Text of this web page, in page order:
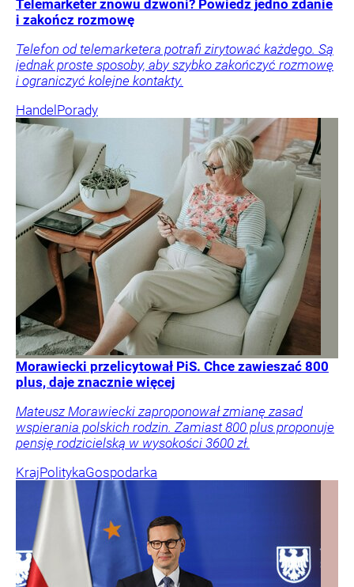
Telemarketer znowu dzwoni? Powiedz jedno zdanie
i zakończ rozmowę
Telefon od telemarketera potrafi zirytować każdego. Są
jednak proste sposoby, aby szybko zakończyć rozmowę
i ograniczyć kolejne kontakty.
Handel Porady
Morawiecki przelicytował PiS. Chce zawieszać 800
plus, daje znacznie więcej
Mateusz Morawiecki zaproponował zmianę zasad
wspierania polskich rodzin. Zamiast 800 plus proponuje
pensję rodzicielską w wysokości 3600 zł.
KrajPolitykaGospodarka